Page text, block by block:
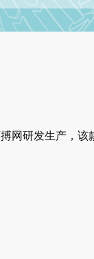
网研发生产，该